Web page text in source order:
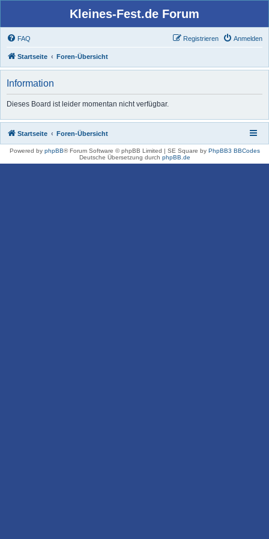
Kleines-Fest.de Forum
FAQ Anmelden
Registrieren
Startseite Foren-Übersicht
Information
Dieses Board ist leider momentan nicht verfügbar.
Startseite Foren-Übersicht
Powered by phpBB® Forum Software © phpBB Limited | SE Square by PhpBB3 BBCodes
Deutsche Übersetzung durch phpBB.de